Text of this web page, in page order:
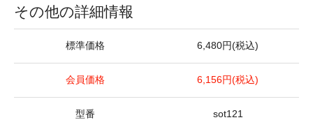
その他の詳細情報
標準価格 6,480円(税込)
会員価格 6,156円(税込)
型番 sot121